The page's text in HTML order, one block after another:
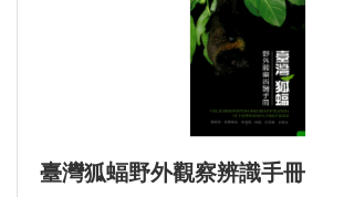
臺灣狐蝠野外觀察辨識手冊